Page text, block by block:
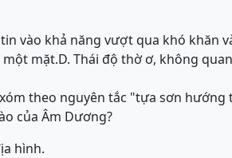
vào khả năng vượt qua khó khăn
một mặt.D. Thái độ thờ ơ, không
theo nguyên tắc "tựa sơn
của Âm Dương?
hình.